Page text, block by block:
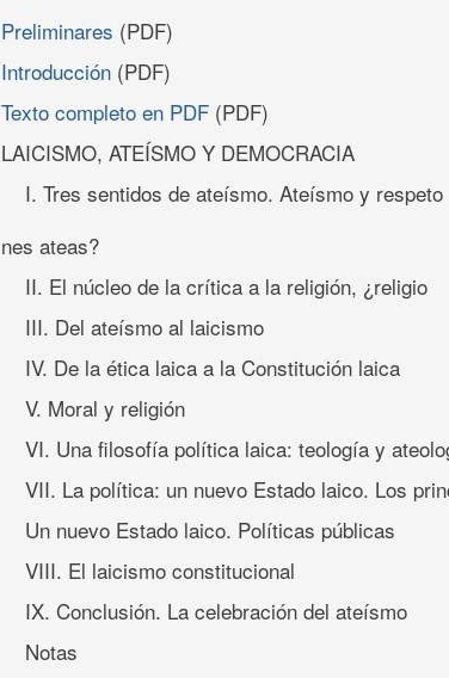
Preliminares (PDF)
Introducción (PDF)
Texto completo en PDF (PDF)
LAICISMO, ATEÍSMO Y DEMOCRACIA
I. Tres sentidos de ateísmo. Ateísmo y respeto
nes ateas?
II. El núcleo de la crítica a la religión, ¿religio
III. Del ateísmo al laicismo
IV. De la ética laica a la Constitución laica
V. Moral y religión
VI. Una filosofía política laica: teología y
VII. La política: un nuevo Estado laico. Los
Un nuevo Estado laico. Políticas públicas
VIII. El laicismo constitucional
IX. Conclusión. La celebración del ateísmo
Notas